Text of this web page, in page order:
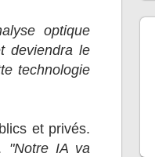
optique
deviendra le
technologie
et privés.
"Notre IA va